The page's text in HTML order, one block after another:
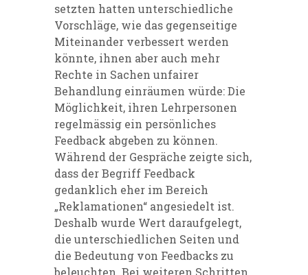
setzten hatten unterschiedliche
Vorschläge, wie das gegenseitige
Miteinander verbessert werden
könnte, ihnen aber auch mehr
Rechte in Sachen unfairer
Behandlung einräumen würde: Die
Möglichkeit, ihren Lehrpersonen
regelmässig ein persönliches
Feedback abgeben zu können.
Während der Gespräche zeigte sich,
dass der Begriff Feedback
gedanklich eher im Bereich
„Reklamationen“ angesiedelt ist.
Deshalb wurde Wert daraufgelegt,
die unterschiedlichen Seiten und
die Bedeutung von Feedbacks zu
beleuchten. Bei weiteren Schritten